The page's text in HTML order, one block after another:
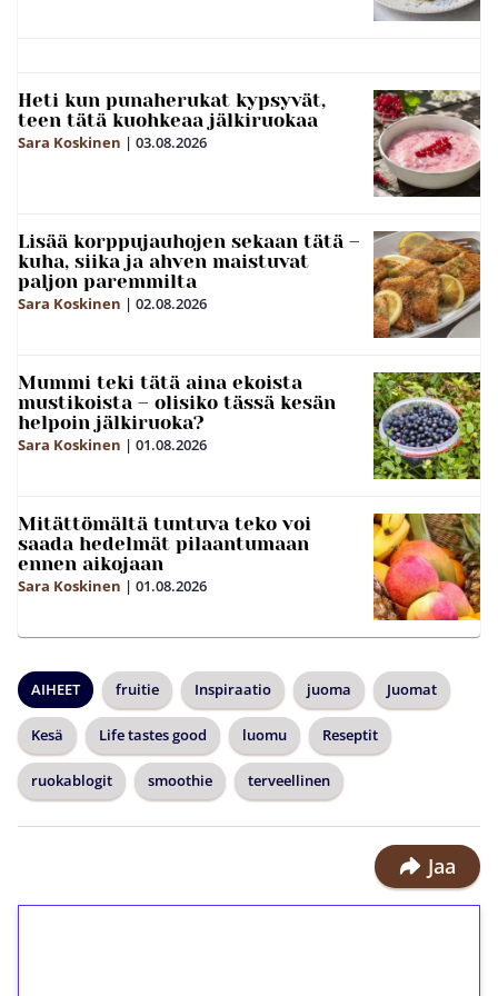
Heti kun punaherukat kypsyvät,
teen tätä kuohkeaa jälkiruokaa
Sara Koskinen | 03.08.2026
Lisää korppujauhojen sekaan tätä –
kuha, siika ja ahven maistuvat
paljon paremmilta
Sara Koskinen | 02.08.2026
Mummi teki tätä aina ekoista
mustikoista – olisiko tässä kesän
helpoin jälkiruoka?
Sara Koskinen | 01.08.2026
Mitättömältä tuntuva teko voi
saada hedelmät pilaantumaan
ennen aikojaan
Sara Koskinen | 01.08.2026
AIHEET fruitie Inspiraatio juoma Juomat
Kesä Life tastes good luomu Reseptit
ruokablogit smoothie terveellinen
Jaa